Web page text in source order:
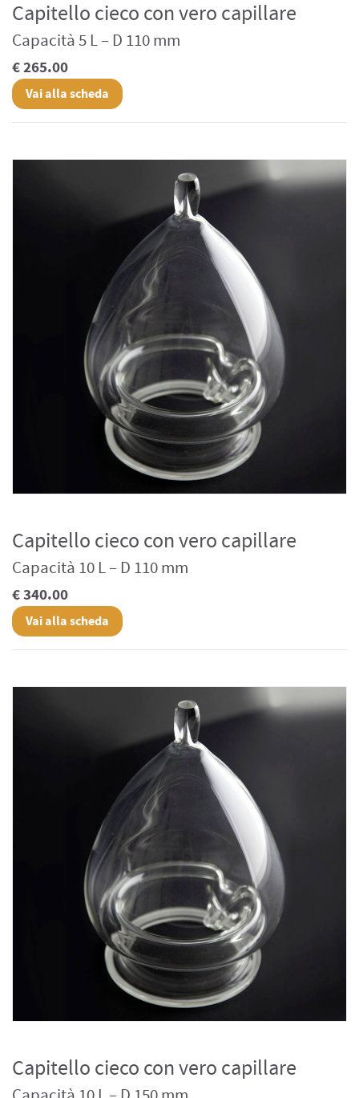
Capitello cieco con vero capillare
Capacità 5 L – D 110 mm
€ 265.00
Vai alla scheda
Capitello cieco con vero capillare
Capacità 10 L – D 110 mm
€ 340.00
Vai alla scheda
Capitello cieco con vero capillare